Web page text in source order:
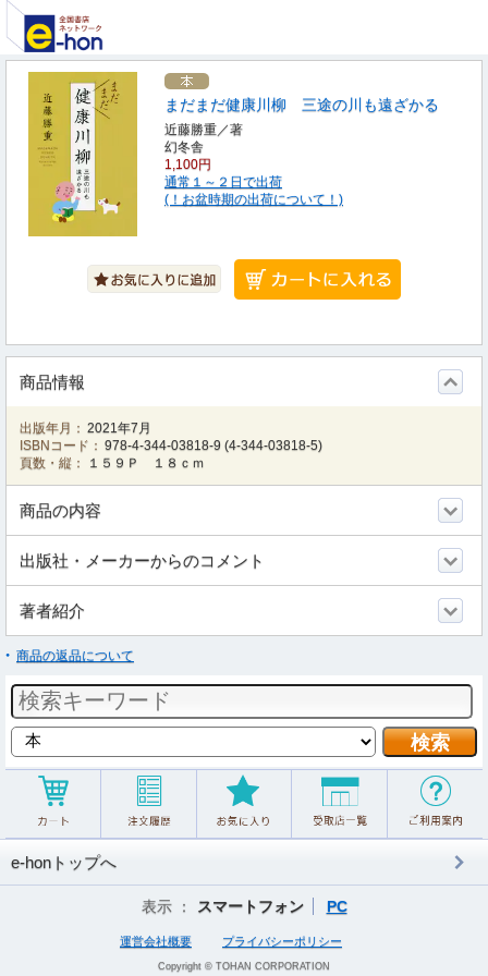
まだまだ健康川柳 三途の川も遠ざかる
近藤勝重／著
幻冬舎
1,100円
通常１～２日で出荷
(！お盆時期の出荷について！)
商品情報
出版年月： 2021年7月
ISBNコード： 978-4-344-03818-9 (4-344-03818-5)
頁数・縦：
１５９Ｐ １８ｃｍ
商品の内容
出版社・メーカーからのコメント
著者紹介
商品の返品について
e-honトップへ
表示 ： スマートフォン PC
運営会社概要 プライバシーポリシー
Copyright © TOHAN CORPORATION